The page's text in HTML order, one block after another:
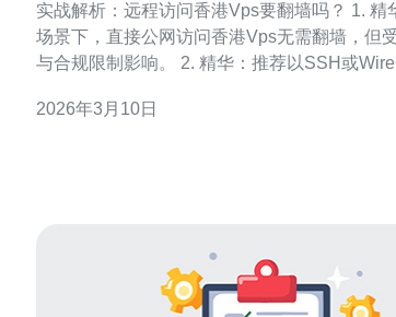
实战解析：远程访问香港Vps要翻墙吗？ 1. 精华：在多数
场景下，直接公网访问香港Vps无需翻墙，但
与合规限制影响。 2. 精华：推荐以SSH或
要权衡安全、延迟、带宽与运维复杂度，合规优先
2026年3月10日